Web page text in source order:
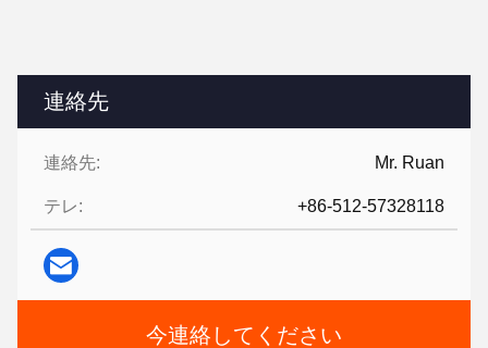
連絡先
連絡先: Mr. Ruan
テレ: +86-512-57328118
今連絡してください